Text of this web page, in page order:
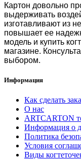
Картон довольно
выдерживать
изготавливают из
повышает ее
модель и купить
магазине.
выбором.
Информация
Как сделать
О нас
ARTCARTON
Информация о
Политика
Условия
Виды